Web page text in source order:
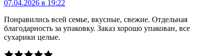
07.04.2026 в 19:22
Понравились всей семье, вкусные, свежие. Отдельная
благодарность за упаковку. Заказ хорошо упакован, все
сухарики целые.